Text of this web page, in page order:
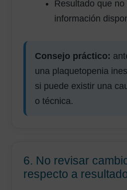
Resultado que
información
Consejo práctico:
una plaquetopenia
si puede existir una
o técnica.
6. No revisar
respecto a